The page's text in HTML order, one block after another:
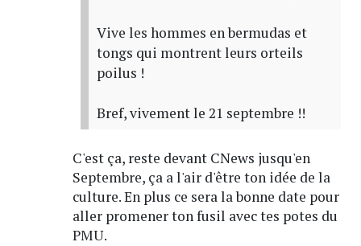
Vive les hommes en bermudas et
tongs qui montrent leurs orteils
poilus !
Bref, vivement le 21 septembre !!
C'est ça, reste devant CNews jusqu'en
Septembre, ça a l'air d'être ton idée de la
culture. En plus ce sera la bonne date pour
aller promener ton fusil avec tes potes du
PMU.